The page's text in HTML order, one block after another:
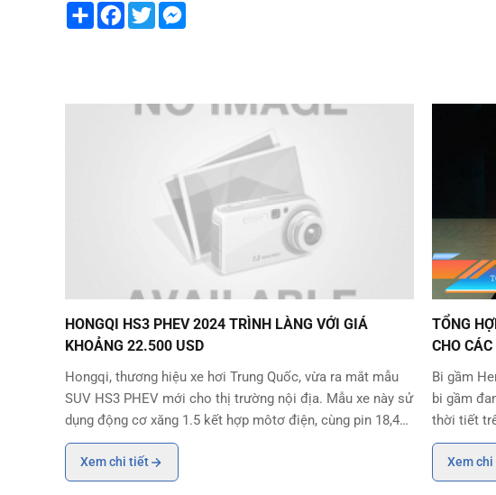
Share Facebook
Twitter
HONGQI HS3 PHEV 2024 TRÌNH LÀNG VỚI GIÁ
KHOẢNG 22.500 USD
Hongqi, thương hiệu xe hơi Trung Quốc, vừa ra mắt mẫu
SUV HS3 PHEV mới cho thị trường nội địa. Mẫu xe này sử
dụng động cơ xăng 1.5 kết hợp môtơ điện, cùng pin 18,4
kWh và bộ sạc 2,8 kW, cho phạm vi hoạt động từ 115-
1.100 km. HS3 PHEV được phát triển dựa t
Xem chi tiết
TỔNG
CHO CÁC
Bi gầm
bi gầm
thời tiết
trang bị
1 không
Xem